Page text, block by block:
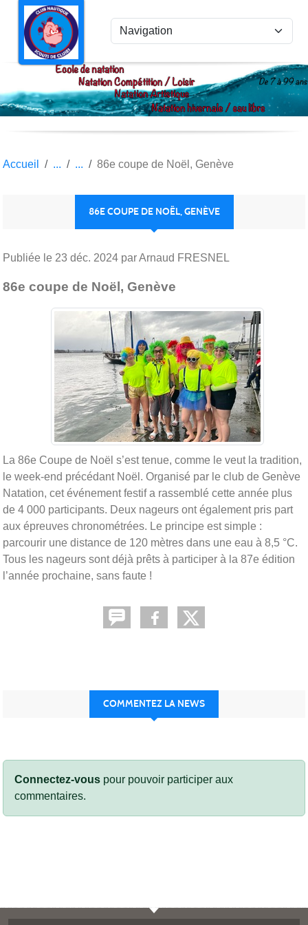
Accueil 86e coupe de Noël, Genève
86E COUPE DE NOËL, GENÈVE
Publiée le 23 déc. 2024 par Arnaud FRESNEL
86e coupe de Noël, Genève
La 86e Coupe de Noël s’est tenue, comme le veut la tradition,
le week-end précédant Noël. Organisé par le club de Genève
Natation, cet événement festif a rassemblé cette année plus
de 4 000 participants. Deux nageurs ont également pris part
aux épreuves chronométrées. Le principe est simple :
parcourir une distance de 120 mètres dans une eau à 8,5 °C.
Tous les nageurs sont déjà prêts à participer à la 87e édition
l’année prochaine, sans faute !
COMMENTEZ LA NEWS
Connectez-vous pour pouvoir participer aux
commentaires.
Panneau de gestion des cookies